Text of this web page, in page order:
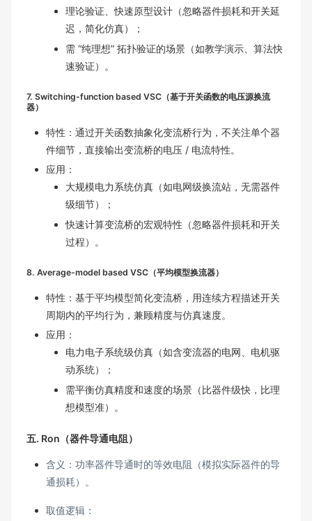
理论验证、快速原型设计（忽略器件损耗和开关延
迟，简化仿真）；
需 “纯理想” 拓扑验证的场景（如教学演示、算法快
速验证）。
7. Switching-function based VSC（基于开关函数的电压源换流
器）
特性：通过开关函数抽象化变流桥行为，不关注单个器
件细节，直接输出变流桥的电压 / 电流特性。
应用：
大规模电力系统仿真（如电网级换流站，无需器件
级细节）；
快速计算变流桥的宏观特性（忽略器件损耗和开关
过程）。
8. Average-model based VSC（平均模型换流器）
特性：基于平均模型简化变流桥，用连续方程描述开关
周期内的平均行为，兼顾精度与仿真速度。
应用：
电力电子系统级仿真（如含变流器的电网、电机驱
动系统）；
需平衡仿真精度和速度的场景（比器件级快，比理
想模型准）。
五. Ron（器件导通电阻）
含义：功率器件导通时的等效电阻（模拟实际器件的导
通损耗）。
取值逻辑：